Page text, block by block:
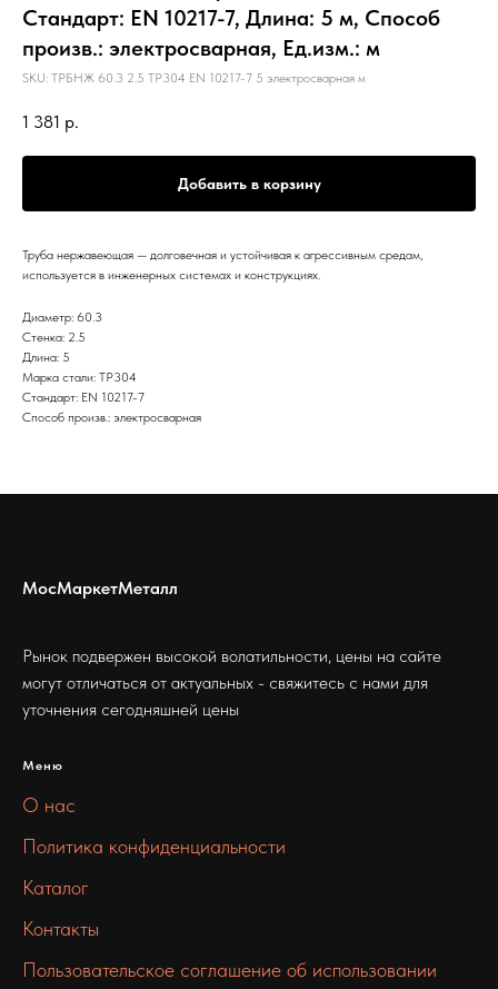
Стандарт: EN 10217-7, Длина: 5 м, Способ
произв.: электросварная, Ед.изм.: м
SKU: ТРБНЖ 60.3 2.5 TP304 EN 10217-7 5 электросварная м
1 381 р.
Добавить в корзину
Труба нержавеющая — долговечная и устойчивая к агрессивным средам,
используется в инженерных системах и конструкциях.
Диаметр: 60.3
Стенка: 2.5
Длина: 5
Марка стали: TP304
Стандарт: EN 10217-7
Способ произв.: электросварная
МосМаркетМеталл
Рынок подвержен высокой волатильности, цены на сайте
могут отличаться от актуальных - свяжитесь с нами для
уточнения сегодняшней цены
Меню
О нас
Политика конфиденциальности
Каталог
Контакты
Пользовательское соглашение об использовании